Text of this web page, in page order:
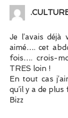
Je l’avais
aimé…. cet
fois…. crois-
TRES loin !
En tout cas
qu’il y a de
Bizz